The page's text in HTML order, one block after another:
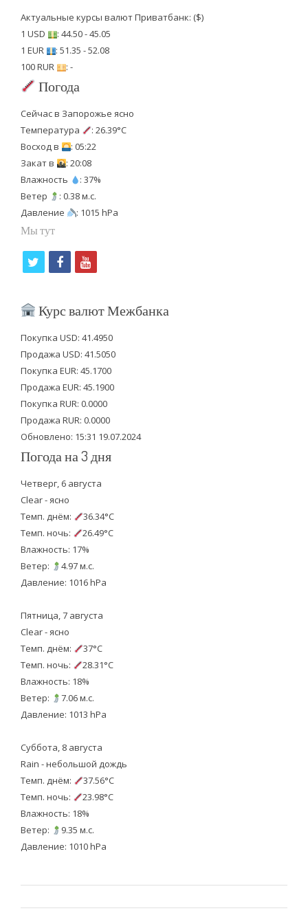
Актуальные курсы валют Приватбанк: ($)
1 USD
: 44.50 - 45.05
1 EUR
: 51.35 - 52.08
100 RUR
: -
Погода
Сейчас в Запорожье ясно
Температура
: 26.39°C
Восход в
: 05:22
Закат в
: 20:08
Влажность
: 37%
Ветер
: 0.38 м.с.
Давление
: 1015 hPa
Мы тут
i
t
e
r
f
c
b
o
o
k
y
u
u
b
e
Курс валют Межбанка
Покупка USD: 41.4950
Продажа USD: 41.5050
Покупка EUR: 45.1700
Продажа EUR: 45.1900
Покупка RUR: 0.0000
Продажа RUR: 0.0000
Обновлено: 15:31 19.07.2024
Погода на 3 дня
Четверг, 6 августа
Clear - ясно
Темп. днём:
36.34°C
Темп. ночь:
26.49°C
Влажность: 17%
Ветер:
4.97 м.с.
Давление: 1016 hPa
Пятница, 7 августа
Clear - ясно
Темп. днём:
37°C
Темп. ночь:
28.31°C
Влажность: 18%
Ветер:
7.06 м.с.
Давление: 1013 hPa
Суббота, 8 августа
Rain - небольшой дождь
Темп. днём:
37.56°C
Темп. ночь:
23.98°C
Влажность: 18%
Ветер:
9.35 м.с.
Давление: 1010 hPa